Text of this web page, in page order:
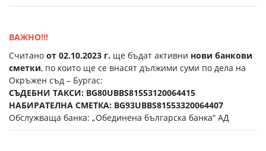
ВАЖНО!!!
Считано от 02.10.2023 г. ще бъдат активни нови банкови
сметки, по които ще се внасят дължими суми по дела на
Окръжен съд – Бургас:
СЪДЕБНИ ТАКСИ: BG80UBBS81553120064415
НАБИРАТЕЛНА СМЕТКА: BG93UBBS81553320064407
Обслужваща банка: „Обединена българска банка“ АД